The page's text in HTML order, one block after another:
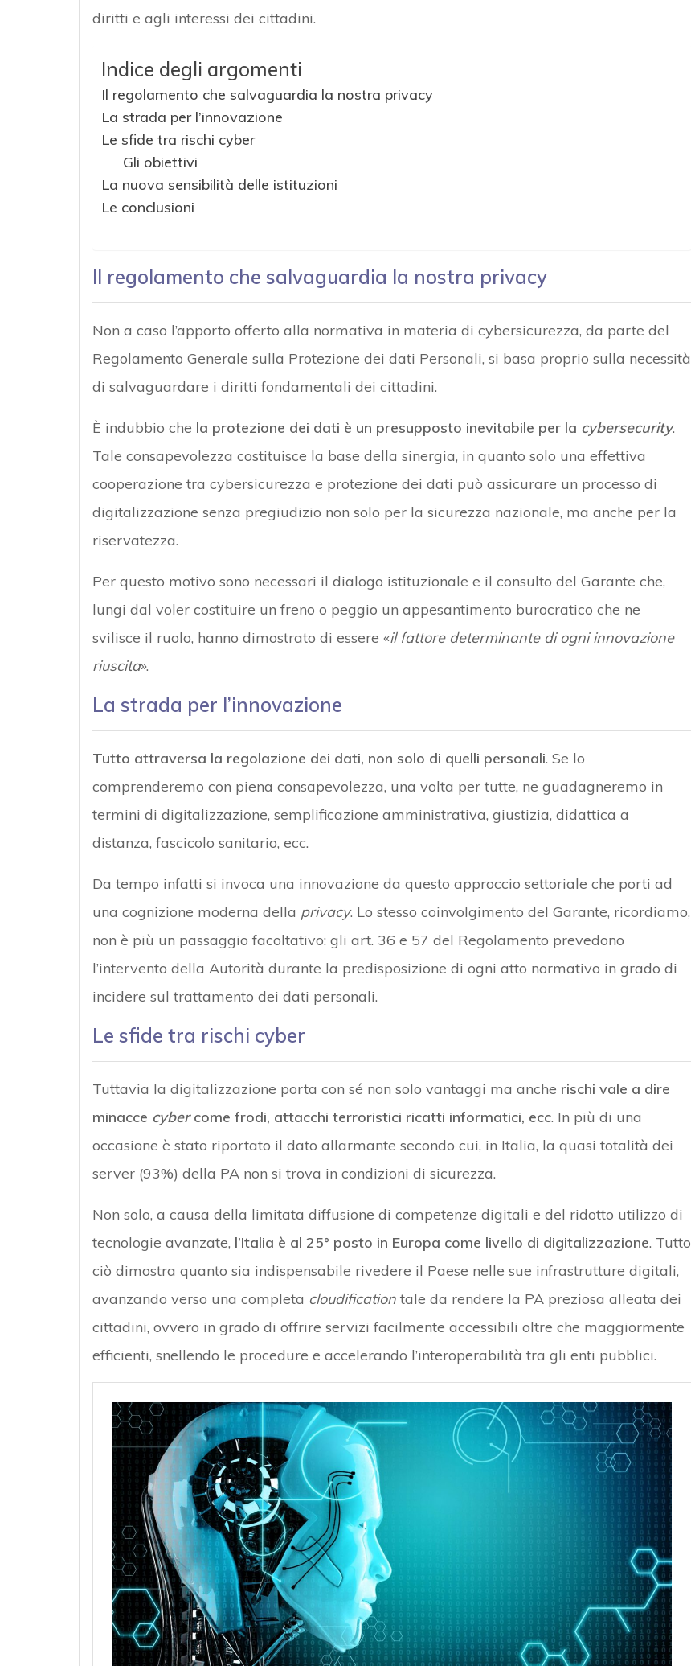
diritti e agli interessi dei cittadini.
Indice degli argomenti
Il regolamento che salvaguardia la nostra privacy
La strada per l’innovazione
Le sfide tra rischi cyber
Gli obiettivi
La nuova sensibilità delle istituzioni
Le conclusioni
Il regolamento che salvaguardia la nostra privacy
Non a caso l’apporto offerto alla normativa in materia di cybersicurezza, da parte del
Regolamento Generale sulla Protezione dei dati Personali, si basa proprio sulla necessità
di salvaguardare i diritti fondamentali dei cittadini.
È indubbio che la protezione dei dati è un presupposto inevitabile per la cybersecurity.
Tale consapevolezza costituisce la base della sinergia, in quanto solo una effettiva
cooperazione tra cybersicurezza e protezione dei dati può assicurare un processo di
digitalizzazione senza pregiudizio non solo per la sicurezza nazionale, ma anche per la
riservatezza.
Per questo motivo sono necessari il dialogo istituzionale e il consulto del Garante che,
lungi dal voler costituire un freno o peggio un appesantimento burocratico che ne
svilisce il ruolo, hanno dimostrato di essere «il fattore determinante di ogni innovazione
riuscita».
La strada per l’innovazione
Tutto attraversa la regolazione dei dati, non solo di quelli personali. Se lo
comprenderemo con piena consapevolezza, una volta per tutte, ne guadagneremo in
termini di digitalizzazione, semplificazione amministrativa, giustizia, didattica a
distanza, fascicolo sanitario, ecc.
Da tempo infatti si invoca una innovazione da questo approccio settoriale che porti ad
una cognizione moderna della privacy. Lo stesso coinvolgimento del Garante, ricordiamo,
non è più un passaggio facoltativo: gli art. 36 e 57 del Regolamento prevedono
l’intervento della Autorità durante la predisposizione di ogni atto normativo in grado di
incidere sul trattamento dei dati personali.
Le sfide tra rischi cyber
Tuttavia la digitalizzazione porta con sé non solo vantaggi ma anche rischi vale a dire
minacce cybercome frodi, attacchi terroristici ricatti informatici, ecc. In più di una
occasione è stato riportato il dato allarmante secondo cui, in Italia, la quasi totalità dei
server (93%) della PA non si trova in condizioni di sicurezza.
Non solo, a causa della limitata diffusione di competenze digitali e del ridotto utilizzo di
tecnologie avanzate, l’Italia è al 25° posto in Europa come livello di digitalizzazione. Tutto
ciò dimostra quanto sia indispensabile rivedere il Paese nelle sue infrastrutture digitali,
avanzando verso una completa cloudificationtale da rendere la PA preziosa alleata dei
cittadini, ovvero in grado di offrire servizi facilmente accessibili oltre che maggiormente
efficienti, snellendo le procedure e accelerando l’interoperabilità tra gli enti pubblici.